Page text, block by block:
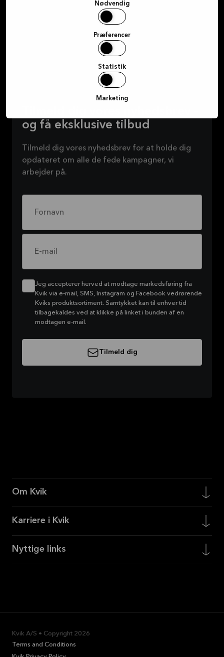
Nødvendig
Præferencer
Statistik
Marketing
Bestil et gratis møde
og få eksklusive tilbud
Tilmeld dig vores nyhedsbrev for at holde dig
opdateret om alle de fede kampagner, vi
arbejder på.
Fornavn
E-mail
Jeg accepterer herved at modtage markedsføring fra
Kvik via e-mail, SMS, Instagram og Facebook vedrørende
Kviks produktsortiment. Samtykket kan til enhver tid
tilbagekaldes ved at klikke på linket i bunden af en
modtagen e-mail.
Tilmeld dig
Om Kvik
Karriere i Kvik
Nyttige links
Kvik A/S • Copyright 2026
Terms and Conditions